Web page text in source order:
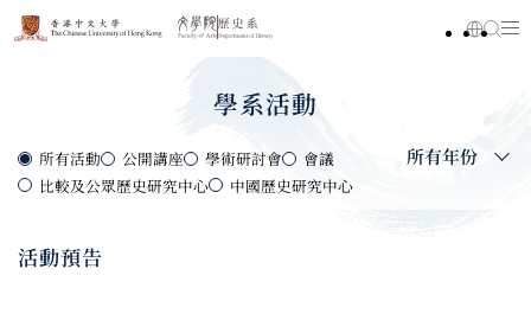
學系活動
所有活動 公開講座 學術研討會
會議
比較及公眾歷史研究中心
中國歷史研究中心
所有年份
活動預告